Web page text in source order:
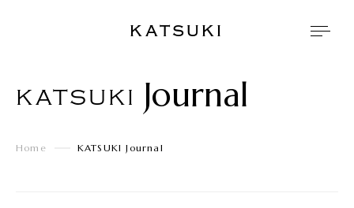
KATSUKI
KATSUKI Journal
Home KATSUKI Journal